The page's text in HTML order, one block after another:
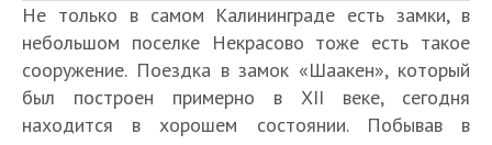
Не только в самом Калининграде есть замки, в
небольшом поселке Некрасово тоже есть такое
сооружение. Поездка в замок «Шаакен», который
был построен примерно в XII веке, сегодня
находится в хорошем состоянии. Побывав в